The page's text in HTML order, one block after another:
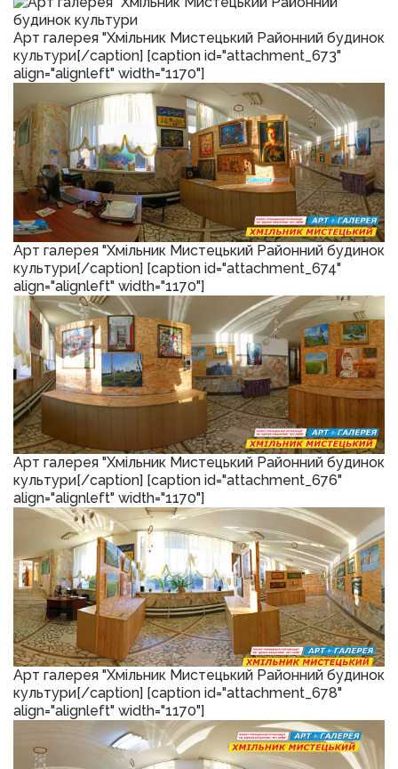
Арт галерея "Хмільник Мистецький Районний будинок
культури[/caption] [caption id="attachment_673"
align="alignleft" width="1170"]
Арт галерея "Хмільник Мистецький Районний будинок
культури[/caption] [caption id="attachment_674"
align="alignleft" width="1170"]
Арт галерея "Хмільник Мистецький Районний будинок
культури[/caption] [caption id="attachment_676"
align="alignleft" width="1170"]
Арт галерея "Хмільник Мистецький Районний будинок
культури[/caption] [caption id="attachment_678"
align="alignleft" width="1170"]